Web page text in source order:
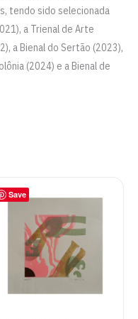
tendo sido selecionada
a Trienal de Arte
a Bienal do Sertão (2023),
(2024) e a Bienal de
Save